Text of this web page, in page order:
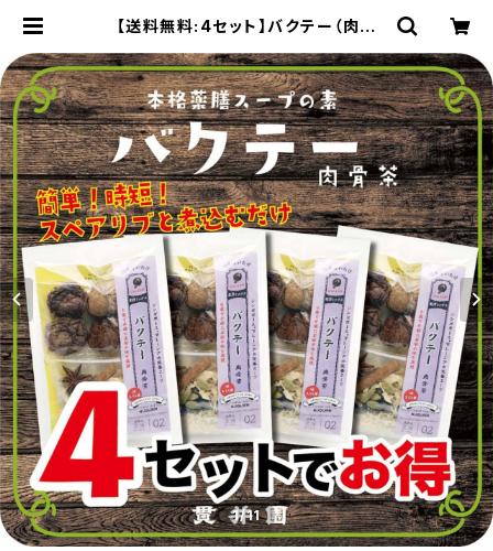
【送料無料:4セット】バクテー（肉骨
×4袋 | nukuien
1/11